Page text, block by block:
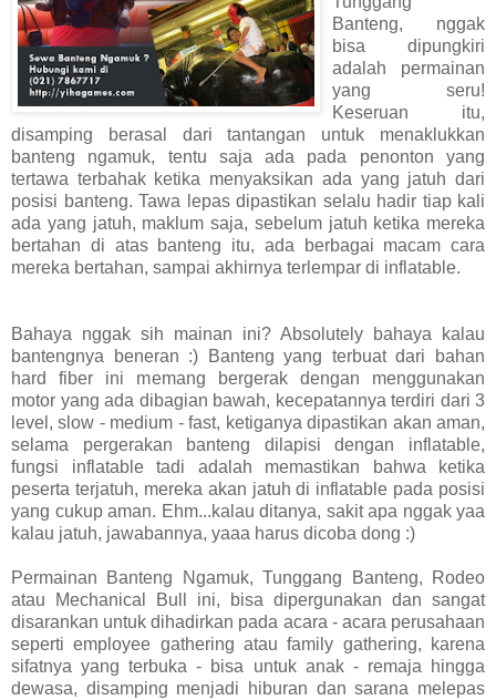
Banteng, nggak
bisa dipungkiri
adalah permainan
yang seru!
Keseruan itu,
disamping berasal dari tantangan untuk menaklukkan
banteng ngamuk, tentu saja ada pada penonton yang
tertawa terbahak ketika menyaksikan ada yang jatuh dari
posisi banteng. Tawa lepas dipastikan selalu hadir tiap kali
ada yang jatuh, maklum saja, sebelum jatuh ketika mereka
bertahan di atas banteng itu, ada berbagai macam cara
mereka bertahan, sampai akhirnya terlempar di inflatable.
Bahaya nggak sih mainan ini? Absolutely bahaya kalau
bantengnya beneran :) Banteng yang terbuat dari bahan
hard fiber ini memang bergerak dengan menggunakan
motor yang ada dibagian bawah, kecepatannya terdiri dari 3
level, slow - medium - fast, ketiganya dipastikan akan aman,
selama pergerakan banteng dilapisi dengan inflatable,
fungsi inflatable tadi adalah memastikan bahwa ketika
peserta terjatuh, mereka akan jatuh di inflatable pada posisi
yang cukup aman. Ehm...kalau ditanya, sakit apa nggak yaa
kalau jatuh, jawabannya, yaaa harus dicoba dong :)
Permainan Banteng Ngamuk, Tunggang Banteng, Rodeo
atau Mechanical Bull ini, bisa dipergunakan dan sangat
disarankan untuk dihadirkan pada acara - acara perusahaan
seperti employee gathering atau family gathering, karena
sifatnya yang terbuka - bisa untuk anak - remaja hingga
dewasa, disamping menjadi hiburan dan sarana melepas